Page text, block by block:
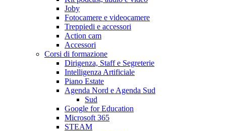
Joby
Fotocamere e videocamere
Treppiedi e accessori
Action cam
Accessori
Corsi di formazione
Dirigenza, Staff e Segreterie
Intelligenza Artificiale
Piano Estate
Agenda Nord e Agenda Sud
Sud
Google for Education
Microsoft 365
STEAM